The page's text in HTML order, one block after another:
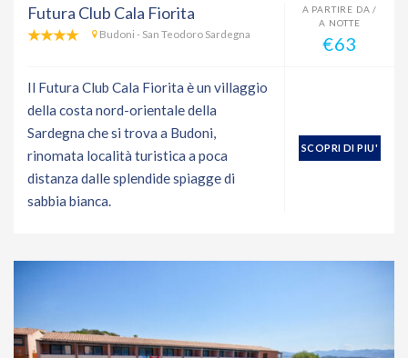
Futura Club Cala Fiorita
Budoni - San Teodoro Sardegna
A PARTIRE DA /
A NOTTE
€63
Il Futura Club Cala Fiorita è un villaggio
della costa nord-orientale della
Sardegna che si trova a Budoni,
rinomata località turistica a poca
distanza dalle splendide spiagge di
sabbia bianca.
SCOPRI DI PIU'